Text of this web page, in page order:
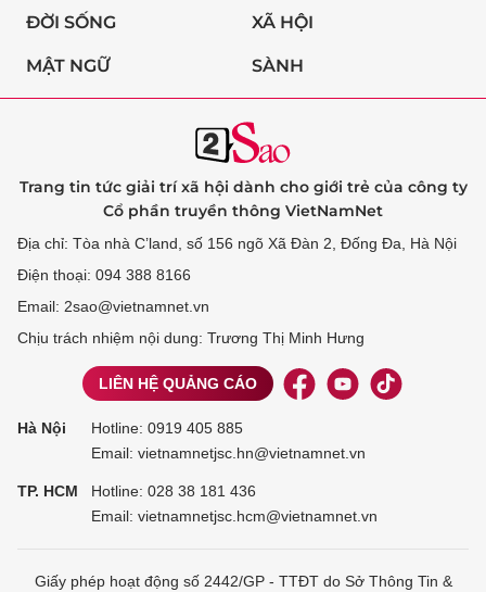
ĐỜI SỐNG XÃ HỘI
MẬT NGỮ SÀNH
Trang tin tức giải trí xã hội dành cho giới trẻ của công ty
Cổ phần truyền thông VietNamNet
Địa chỉ: Tòa nhà C’land, số 156 ngõ Xã Đàn 2, Đống Đa, Hà Nội
Điện thoại: 094 388 8166
Email: 2sao@vietnamnet.vn
Chịu trách nhiệm nội dung: Trương Thị Minh Hưng
LIÊN HỆ QUẢNG CÁO
Hà Nội Hotline: 0919 405 885
Email: vietnamnetjsc.hn@vietnamnet.vn
TP. HCM Hotline: 028 38 181 436
Email: vietnamnetjsc.hcm@vietnamnet.vn
Giấy phép hoạt động số 2442/GP - TTĐT do Sở Thông Tin &